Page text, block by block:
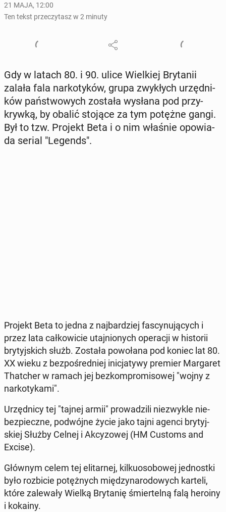
21 MAJA, 12:00
Ten tekst przeczytasz w 2 minuty
Gdy w latach 80. i 90. ulice Wiel­kiej Bry­ta­nii
zalała fala nar­ko­ty­ków, grupa zwy­kłych urzęd­ni­
ków pań­stwo­wych została wysłana pod przy­
kryw­ką, by obalić stojące za tym potężne gangi.
Był to tzw. Projekt Beta i o nim właśnie opo­wia­
da serial "Legends".
Projekt Beta to jedna z naj­bar­dziej fa­scy­nu­ją­cych i
przez lata cał­ko­wi­cie utaj­nio­nych ope­ra­cji w hi­sto­rii
bry­tyj­skich służb. Została po­wo­ła­na pod koniec lat 80.
XX wieku z bez­po­śred­niej ini­cja­ty­wy premier Mar­ga­ret
That­cherw ramach jej bez­kom­pro­mi­so­wej "wojny z
nar­ko­ty­ka­mi".
Urzęd­ni­cy tej "tajnej armii" pro­wa­dzi­li nie­zwy­kle nie­
bez­piecz­ne, po­dwój­ne życie jako tajni agenci bry­tyj­
skiej Służby Celnej i Ak­cy­zo­wej (HM Customs and
Excise).
Głównym celem tej eli­tar­nej, kil­ku­oso­bo­wej jed­nost­ki
było roz­bi­cie po­tęż­nych mię­dzy­na­ro­do­wych karteli,
które za­le­wa­ły Wielką Bry­ta­nię śmier­tel­ną falą heroiny
i kokainy.